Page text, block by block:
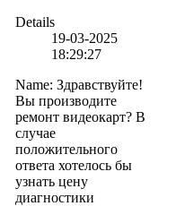
Details
19-03-2025
18:29:27
Name: Здравствуйте!
Вы производите
ремонт видеокарт? В
случае
положительного
ответа хотелось бы
узнать цену
диагностики